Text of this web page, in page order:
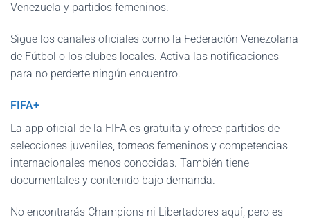
Venezuela y partidos femeninos.
Sigue los canales oficiales como la Federación Venezolana
de Fútbol o los clubes locales. Activa las notificaciones
para no perderte ningún encuentro.
FIFA+
La app oficial de la FIFA es gratuita y ofrece partidos de
selecciones juveniles, torneos femeninos y competencias
internacionales menos conocidas. También tiene
documentales y contenido bajo demanda.
No encontrarás Champions ni Libertadores aquí, pero es